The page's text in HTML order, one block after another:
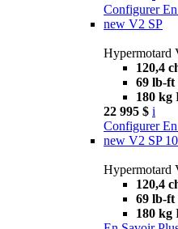
Configurer
new V2 SP
Hypermotard
120,4
69 lb-ft
180 kg
22 995 $ i
Configurer
new V2 SP
Hypermotard
120,4
69 lb-ft
180 kg